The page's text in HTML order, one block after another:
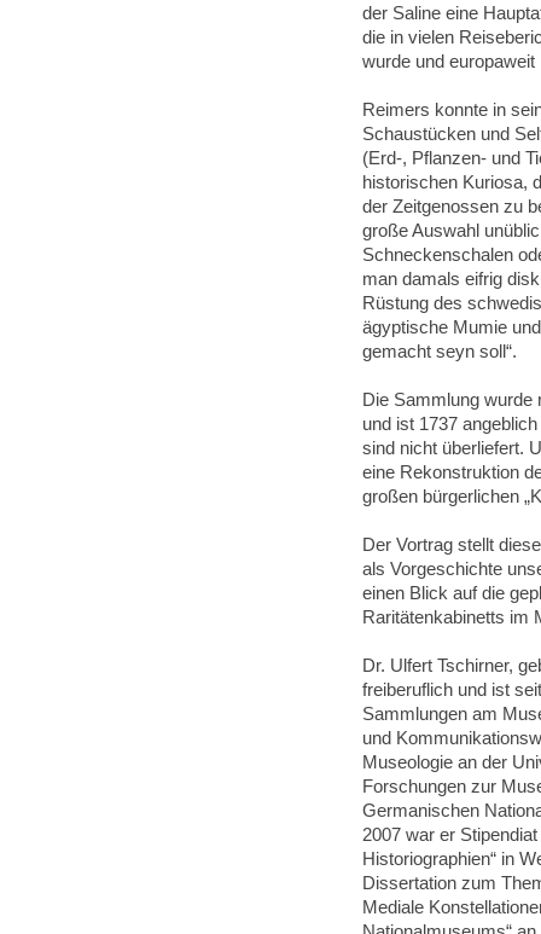
der Saline eine
die in vielen
wurde und europaweit
Reimers konnte in
Schaustücken und
(Erd-, Pflanzen- und
historischen Kuriosa,
der Zeitgenossen zu
große Auswahl
Schneckenschalen
man damals eifrig
Rüstung des
ägyptische Mumie
gemacht seyn soll“.
Die Sammlung wurde
und ist 1737
sind nicht überliefert.
eine Rekonstruktion
großen bürgerlichen
Der Vortrag stellt
als Vorgeschichte
einen Blick auf die
Raritätenkabinetts im
Dr. Ulfert Tschirner,
freiberuflich und ist
Sammlungen am
und
Museologie an der
Forschungen zur
Germanischen
2007 war er
Historiographien“ in
Dissertation zum
Mediale